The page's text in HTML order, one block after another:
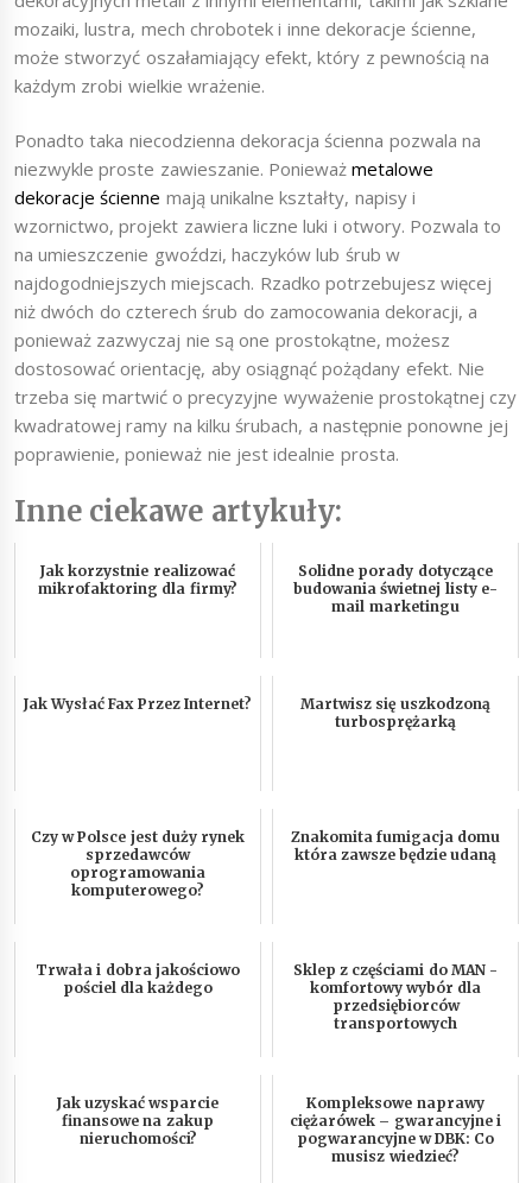
mozaiki, lustra, mech chrobotek i inne dekoracje ścienne,
może stworzyć oszałamiający efekt, który z pewnością na
każdym zrobi wielkie wrażenie.
Ponadto taka niecodzienna dekoracja ścienna pozwala na
niezwykle proste zawieszanie. Ponieważmetalowe
dekoracje ścienne mają unikalne kształty, napisy i
wzornictwo, projekt zawiera liczne luki i otwory. Pozwala to
na umieszczenie gwoździ, haczyków lub śrub w
najdogodniejszych miejscach. Rzadko potrzebujesz więcej
niż dwóch do czterech śrub do zamocowania dekoracji, a
ponieważ zazwyczaj nie są one prostokątne, możesz
dostosować orientację, aby osiągnąć pożądany efekt. Nie
trzeba się martwić o precyzyjne wyważenie prostokątnej czy
kwadratowej ramy na kilku śrubach, a następnie ponowne jej
poprawienie, ponieważ nie jest idealnie prosta.
Inne ciekawe artykuły:
Jak korzystnie realizować
mikrofaktoring dla firmy?
Solidne porady dotyczące
budowania świetnej listy e-
mail marketingu
Jak Wysłać Fax Przez Internet?
Martwisz się uszkodzoną
turbosprężarką
Czy w Polsce jest duży rynek
sprzedawców
oprogramowania
komputerowego?
Znakomita fumigacja domu
która zawsze będzie udaną
Trwała i dobra jakościowo
pościel dla każdego
Sklep z częściami do MAN -
komfortowy wybór dla
przedsiębiorców
transportowych
Jak uzyskać wsparcie
finansowe na zakup
nieruchomości?
Kompleksowe naprawy
ciężarówek – gwarancyjne i
pogwarancyjne w DBK: Co
musisz wiedzieć?